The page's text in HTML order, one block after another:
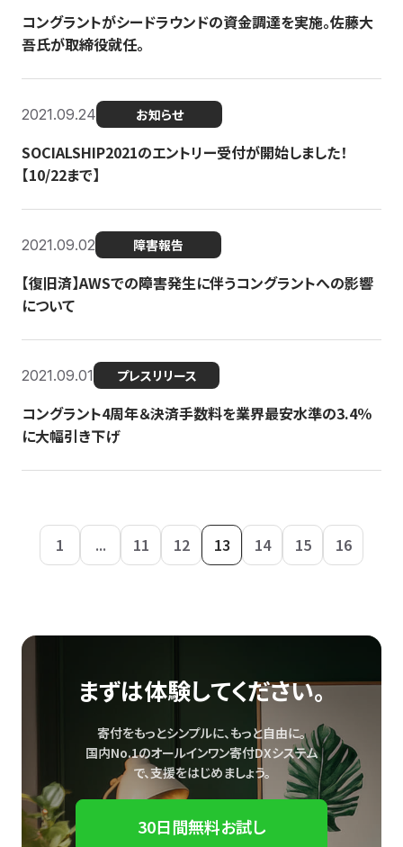
コングラントがシードラウンドの資金調達を実施。佐藤大
吾氏が取締役就任。
2021.09.24 お知らせ
SOCIALSHIP2021のエントリー受付が開始しました！
【10/22まで】
2021.09.02 障害報告
【復旧済】AWSでの障害発生に伴うコングラントへの影響
について
2021.09.01 プレスリリース
コングラント4周年＆決済手数料を業界最安水準の3.4％
に大幅引き下げ
1 ... 11 12 13 14 15 16
まずは体験してください。
寄付をもっとシンプルに、もっと自由に。
国内No.1のオールインワン寄付DXシステム
で、支援をはじめましょう。
30日間無料お試し